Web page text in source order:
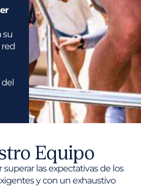
su
red
Equipo
las expectativas de los
y con un exhaustivo